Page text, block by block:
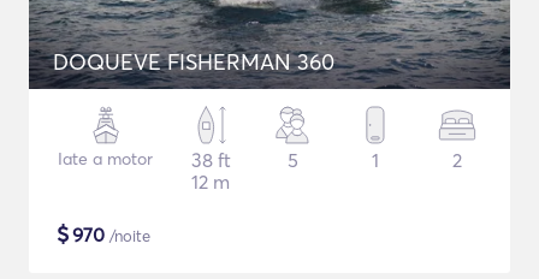
DOQUEVE FISHERMAN 360
Iate a motor
38 ft
12 m
5 1 2
$970 /noite